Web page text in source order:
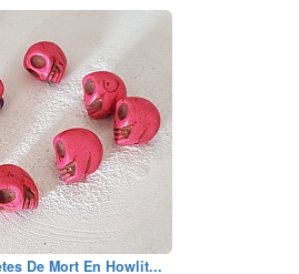
De Mort En Howlit...